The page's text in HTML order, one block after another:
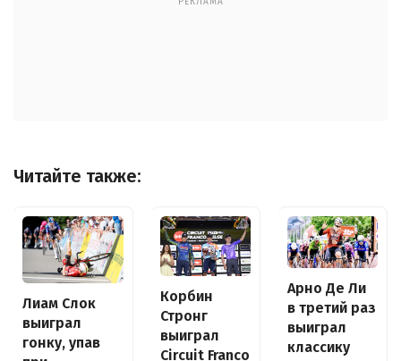
Читайте также:
Лиам Слок
выиграл
гонку, упав
Корбин
Стронг
выиграл
Circuit Franco
Арно Де Ли
в третий раз
выиграл
классику